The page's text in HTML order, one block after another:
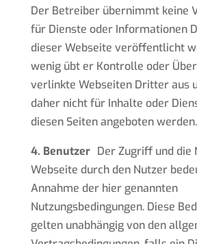
Der Betreiber übernimmt keine
für Dienste oder Informationen
dieser Webseite veröffentlicht
wenig übt er Kontrolle oder
verlinkte Webseiten Dritter aus
daher nicht für Inhalte oder
diesen Seiten angeboten werden.
4. BenutzerDer Zugriff und die
Webseite durch den Nutzer
Annahme der hier genannten
Nutzungsbedingungen. Diese
gelten unabhängig von den